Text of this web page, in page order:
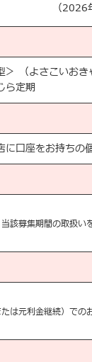
（2026
（よさこいおき
ら定期
に口座をお持ちの
該募集期間の取扱い
は元利金継続）での